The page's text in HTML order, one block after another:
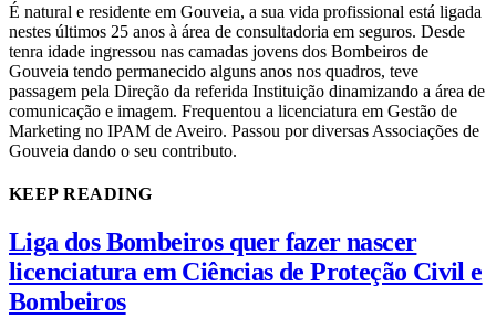
É natural e residente em Gouveia, a sua vida profissional está ligada
nestes últimos 25 anos à área de consultadoria em seguros. Desde
tenra idade ingressou nas camadas jovens dos Bombeiros de
Gouveia tendo permanecido alguns anos nos quadros, teve
passagem pela Direção da referida Instituição dinamizando a área de
comunicação e imagem. Frequentou a licenciatura em Gestão de
Marketing no IPAM de Aveiro. Passou por diversas Associações de
Gouveia dando o seu contributo.
KEEP READING
Liga dos Bombeiros quer fazer nascer
licenciatura em Ciências de Proteção Civil e
Bombeiros